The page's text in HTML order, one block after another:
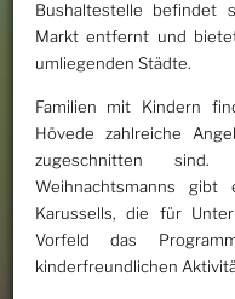
Bushaltestelle befindet
Markt entfernt und
umliegenden Städte.
Familien mit Kindern
Hövede zahlreiche
zugeschnitten
Weihnachtsmanns
Karussells, die für
Vorfeld das
kinderfreundlichen